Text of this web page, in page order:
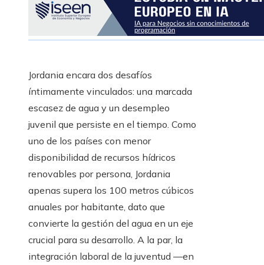
Jordania encara dos desafíos
íntimamente vinculados: una marcada
escasez de agua y un desempleo
juvenil que persiste en el tiempo. Como
uno de los países con menor
disponibilidad de recursos hídricos
renovables por persona, Jordania
apenas supera los 100 metros cúbicos
anuales por habitante, dato que
convierte la gestión del agua en un eje
crucial para su desarrollo. A la par, la
integración laboral de la juventud —en